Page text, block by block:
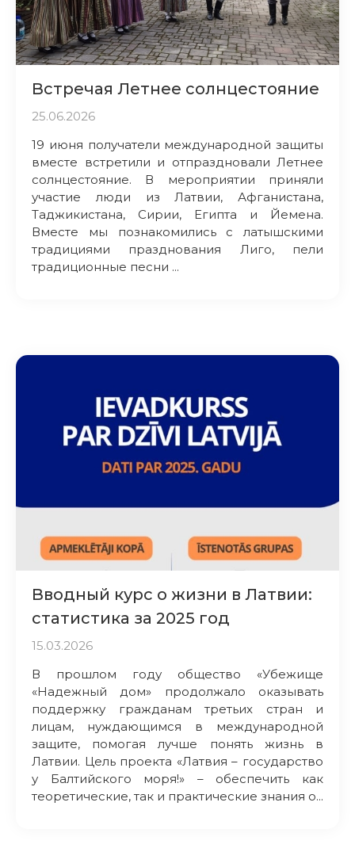
Встречая Летнее солнцестояние
25.06.2026
19 июня получатели международной защиты
вместе встретили и отпраздновали Летнее
солнцестояние. В мероприятии приняли
участие люди из Латвии, Афганистана,
Таджикистана, Сирии, Египта и Йемена.
Вместе мы познакомились с латышскими
традициями празднования Лиго, пели
традиционные песни ...
Вводный курс о жизни в Латвии:
статистика за 2025 год
15.03.2026
В прошлом году общество «Убежище
«Надежный дом» продолжало оказывать
поддержку гражданам третьих стран и
лицам, нуждающимся в международной
защите, помогая лучше понять жизнь в
Латвии. Цель проекта «Латвия – государство
у Балтийского моря!» – обеспечить как
теоретические, так и практические знания о...